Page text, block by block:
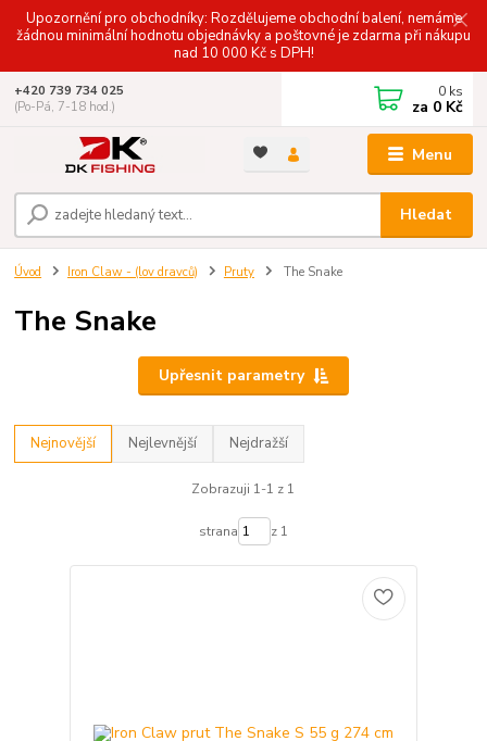
Upozornění pro obchodníky: Rozdělujeme obchodní balení, nemáme
žádnou minimální hodnotu objednávky a poštovné je zdarma při nákupu
nad 10 000 Kč s DPH!
Menu
Hledat
+420 739 734 025
(Po-Pá, 7-18 hod.)
0 ks
za 0 Kč
Úvod Iron Claw - (lov dravců) Pruty The Snake
The Snake
Upřesnit parametry
Nejnovější Nejlevnější Nejdražší
Zobrazuji 1-1 z 1
strana z 1